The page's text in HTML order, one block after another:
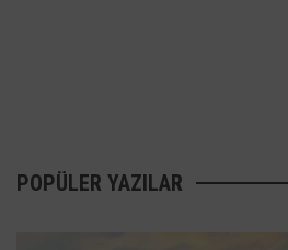
POPÜLER YAZILAR